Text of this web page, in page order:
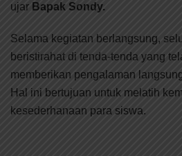
ujar Bapak Sondy.
Selama kegiatan berlangsung,
beristirahat di tenda-tenda yang
memberikan pengalaman
Hal ini bertujuan untuk melatih
kesederhanaan para siswa.